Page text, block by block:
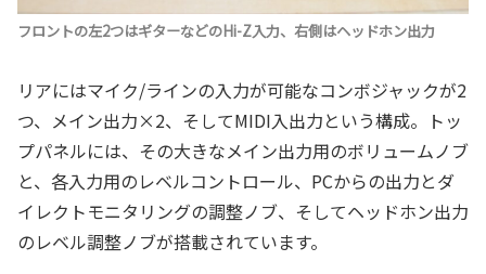
フロントの左2つはギターなどのHi-Z入力、右側はヘッドホン出力
リアにはマイク/ラインの入力が可能なコンボジャックが2
つ、メイン出力×2、そしてMIDI入出力という構成。トッ
プパネルには、その大きなメイン出力用のボリュームノブ
と、各入力用のレベルコントロール、PCからの出力とダ
イレクトモニタリングの調整ノブ、そしてヘッドホン出力
のレベル調整ノブが搭載されています。